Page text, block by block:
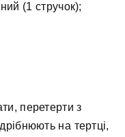
(1 стручок);
перетерти з
на тертці,